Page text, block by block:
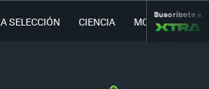
SELECCIÓN CIENCIA MOVILIDAD
Suscríbete a